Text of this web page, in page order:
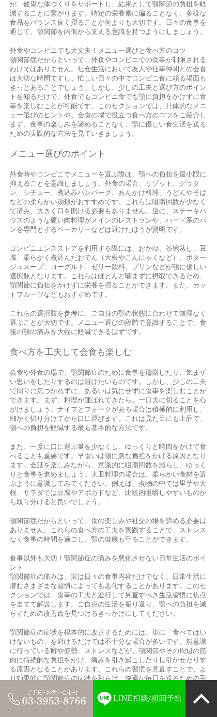
が、健康な体づくりをサポートし、結果として顎関節の負担を軽
減することに繋がります。特定の栄養素に偏ることなく、多様な
食品をバランス良く摂ることが何よりも大切です。日々の食事を
通じて、顎関節を内側から支える意識を持つようにしましょう。
外食やコンビニでも大丈夫！メニュー選びと食べ方のコツ
顎関節症だからといって、外食やコンビニでの食事が制限される
わけではありません。社会生活において友人や仕事仲間との会食
は大切な時間ですし、忙しい日々の中でコンビニ食に頼る場面も
きっとあることでしょう。しかし、少しの工夫と選び方のポイン
トを知るだけで、外食でもコンビニ食でも顎に負担をかけずに食
事を楽しむことが可能です。このセクションでは、具体的なメニ
ュー選びのヒントや、会食の場で役立つ食べ方のコツをご紹介し
ます。食事の楽しみを諦めることなく、顎に優しい食生活を送る
ための実践的な方法を見ていきましょう。
メニュー選びのポイント
外食時やコンビニでメニューを選ぶ際は、顎への負担を最小限に
抑えることを意識しましょう。外食の場合、リゾット、グラタ
ン、シチュー、煮込みハンバーグ、あんかけ料理、うどんやそば
などの柔らかい麺類がおすすめです。これらは咀嚼回数が少なく
て済み、大きく口を開ける必要もありません。逆に、ステーキハ
ウスのような硬い肉料理がメインのレストランや、ハード系のパ
ンを専門とするベーカリーなどは避けたほうが賢明です。
コンビニエンスストアを利用する際には、おかゆ、茶碗蒸し、豆
腐、柔らかく煮込んだおでん（大根やこんにゃくなど）、ポター
ジュスープ、ヨーグルト、ゼリー飲料、プリンなどが顎に優しい
選択肢となります。これらはほとんど噛まずに摂取できるため、
顎関節に負担をかけずに栄養を摂ることができます。また、カッ
トフルーツなどもおすすめです。
これらの選択肢を参考に、ご自身の顎の状態に合わせて無理なく
選ぶことが大切です。メニュー選びの段階で意識することで、食
後の顎の痛みを大幅に軽減できるはずです。
食べ方を工夫して会食も楽しむ
会食や外食の場で、顎関節症のために食事を躊躇したり、気まず
い思いをしたりするのは避けたいものです。しかし、少しの工夫
で周りに気づかれずに、あるいは気にせずに食事を楽しむことが
できます。まず、料理が運ばれてきたら、一口大に切ることを心
がけましょう。ナイフとフォークがある場合は積極的に利用し、
細かく切り分けてから口に運びます。これは見た目にも上品で、
顎への負担を軽減する最も基本的な方法です。
また、一度に口に運ぶ量を少なくし、ゆっくりと時間をかけて食
べることも重要です。早食いは顎に急な負担をかける原因となり
ます。会話を楽しみながら、意識的に咀嚼回数を減らし、ゆっく
りと食事を進めましょう。大皿料理の場合は、柔らかい食材を選
ぶように意識してみてください。例えば、煮物の中では里芋や大
根、サラダでは豆腐やアボカドなど、比較的咀嚼しやすいものか
ら取り分けると良いでしょう。
顎関節症だからといって、食の楽しみや社交の場を諦める必要は
ありません。これらの食べ方の工夫を実践することで、ストレス
なく食事の時間を過ごし、顎の健康も守ることができます。
食事以外も大切！顎関節症の痛みを悪化させない日常生活のポイ
ント
顎関節症の痛みは、実は日々の食事内容だけでなく、日常生活に
潜むさまざまな習慣によっても悪化することがあります。このセ
クションでは、食事の工夫と並行して見直すべき生活習慣に焦点
を当てて解説します。ご自身の生活を振り返り、顎への負担を減
らすための改善点を見つけるきっかけにしてください。
顎関節症の症状を根本的に改善するためには、単に「食べてはい
けないもの」を避けるだけでは不十分な場合が多いです。無意識
に行っている癖や姿勢、ストレスなどが、顎関節やその周辺の筋
肉に持続的な負担をかけ、痛みを引き起こしたり長引かせたりす
る原因となることがあります。これらの習慣を見直すことで、よ
り効果的に顎関節症の症状を和らげ、快適な毎日を送るための手
無意識の癖を見直す（TCH・頬杖・片側噛み）